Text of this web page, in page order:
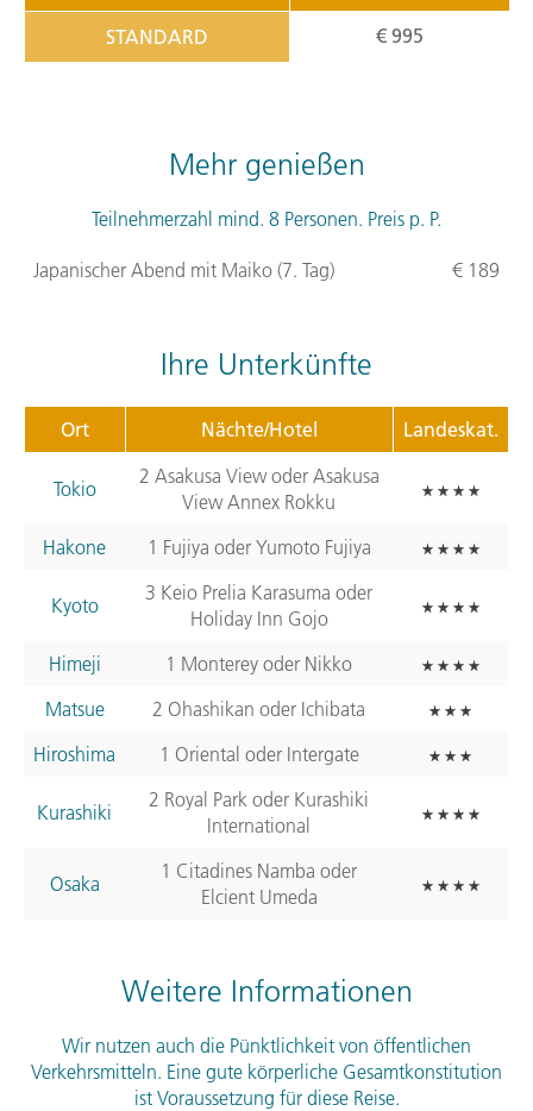
STANDARD € 995
Mehr genießen
Teilnehmerzahl mind. 8 Personen. Preis p. P.
Japanischer Abend mit Maiko (7. Tag) € 189
Ihre Unterkünfte
Ort Nächte/Hotel Landeskat.
Tokio
2 Asakusa View oder Asakusa
View Annex Rokku
Hakone
1 Fujiya oder Yumoto Fujiya
Kyoto
3 Keio Prelia Karasuma oder
Holiday Inn Gojo
Himeji
1 Monterey oder Nikko
Matsue
2 Ohashikan oder Ichibata
Hiroshima
1 Oriental oder Intergate
Kurashiki
2 Royal Park oder Kurashiki
International
Osaka
1 Citadines Namba oder
Elcient Umeda
Weitere Informationen
Wir nutzen auch die Pünktlichkeit von öffentlichen
Verkehrsmitteln. Eine gute körperliche Gesamtkonstitution
ist Voraussetzung für diese Reise.